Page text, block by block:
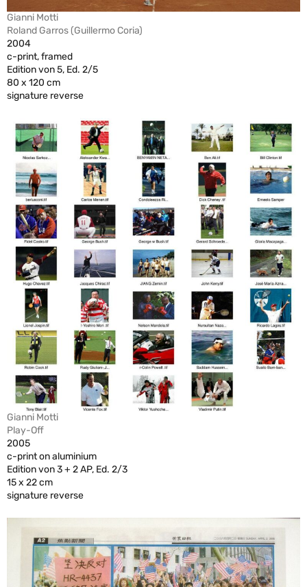
Gianni Motti
Roland Garros (Guillermo Coria)
2004
c-print, framed
Edition von 5, Ed. 2/5
80 x 120 cm
signature reverse
Gianni Motti
Play-Off
2005
c-print on aluminium
Edition von 3 + 2 AP, Ed. 2/3
15 x 22 cm
signature reverse